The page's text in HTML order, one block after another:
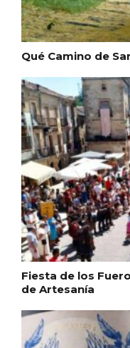
Qué Camino de
Fiesta de los
de Artesanía
Inauguración
ganchillo de